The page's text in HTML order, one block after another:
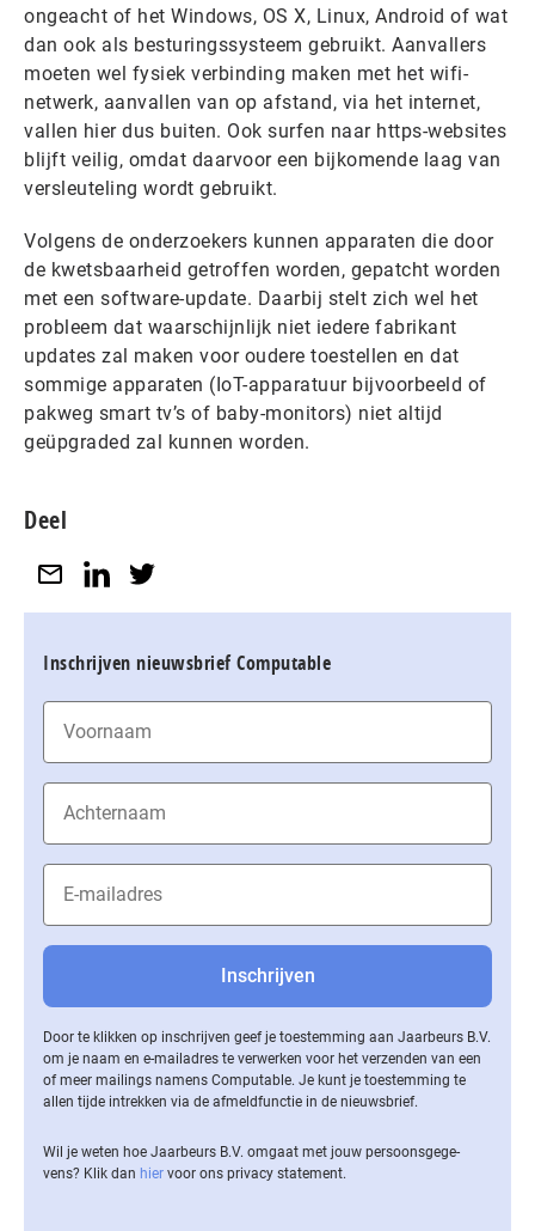
ongeacht of het Windows, OS X, Linux, Android of wat
dan ook als besturingssysteem gebruikt. Aanvallers
moeten wel fysiek verbinding maken met het wifi-
netwerk, aanvallen van op afstand, via het internet,
vallen hier dus buiten. Ook surfen naar https-websites
blijft veilig, omdat daarvoor een bijkomende laag van
versleuteling wordt gebruikt.
Volgens de onderzoekers kunnen apparaten die door
de kwetsbaarheid getroffen worden, gepatcht worden
met een software-update. Daarbij stelt zich wel het
probleem dat waarschijnlijk niet iedere fabrikant
updates zal maken voor oudere toestellen en dat
sommige apparaten (IoT-apparatuur bijvoorbeeld of
pakweg smart tv’s of baby-monitors) niet altijd
geüpgraded zal kunnen worden.
Deel
Inschrijven nieuwsbrief Computable
Door te klikken op inschrijven geef je toestemming aan Jaarbeurs B.V.
om je naam en e-mailadres te verwerken voor het verzenden van een
of meer mailings namens Computable. Je kunt je toestemming te
allen tijde intrekken via de af­meld­func­tie in de nieuwsbrief.
Wil je weten hoe Jaarbeurs B.V. omgaat met jouw per­soons­ge­ge­
vens? Klik dan hier voor ons privacy statement.